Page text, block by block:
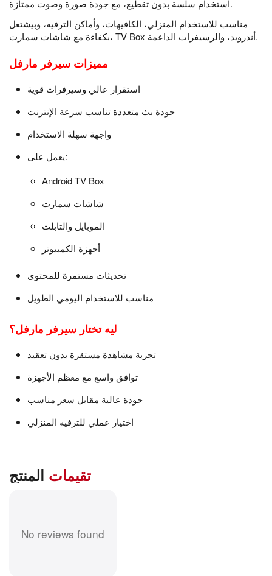
استخدام سلسة بدون تقطيع، مع جودة صورة وصوت ممتازة.
مناسب للاستخدام المنزلي، الكافيهات، وأماكن الترفيه، وبيشتغل
بكفاءة مع شاشات سمارت، TV Box أندرويد، والرسيفرات الداعمة.
مميزات سيرفر مارفل
استقرار عالي وسيرفرات قوية
جودة بث متعددة تناسب سرعة الإنترنت
واجهة سهلة الاستخدام
يعمل على:
Android TV Box
شاشات سمارت
الموبايل والتابلت
أجهزة الكمبيوتر
تحديثات مستمرة للمحتوى
مناسب للاستخدام اليومي الطويل
ليه تختار سيرفر مارفل؟
تجربة مشاهدة مستقرة بدون تعقيد
توافق واسع مع معظم الأجهزة
جودة عالية مقابل سعر مناسب
اختيار عملي للترفيه المنزلي
تقيمات المنتج
No reviews found